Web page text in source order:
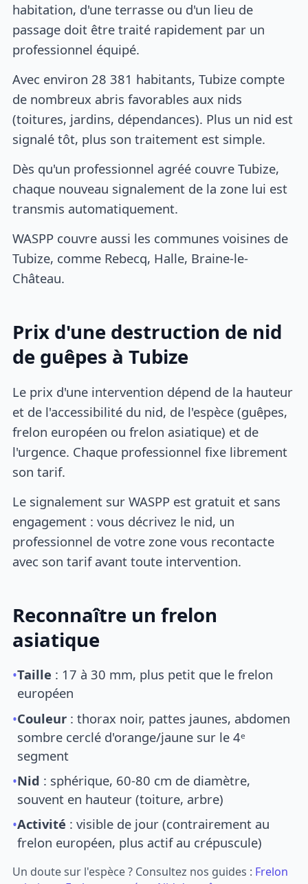
habitation, d'une terrasse ou d'un lieu de
passage doit être traité rapidement par un
professionnel équipé.
Avec environ 28 381 habitants, Tubize compte
de nombreux abris favorables aux nids
(toitures, jardins, dépendances). Plus un nid est
signalé tôt, plus son traitement est simple.
Dès qu'un professionnel agréé couvre Tubize,
chaque nouveau signalement de la zone lui est
transmis automatiquement.
WASPP couvre aussi les communes voisines de
Tubize, comme Rebecq, Halle, Braine-le-
Château.
Prix d'une destruction de nid
de guêpes à Tubize
Le prix d'une intervention dépend de la hauteur
et de l'accessibilité du nid, de l'espèce (guêpes,
frelon européen ou frelon asiatique) et de
l'urgence. Chaque professionnel fixe librement
son tarif.
Le signalement sur WASPP est gratuit et sans
engagement : vous décrivez le nid, un
professionnel de votre zone vous recontacte
avec son tarif avant toute intervention.
Reconnaître un frelon
asiatique
•Taille : 17 à 30 mm, plus petit que le frelon
européen
•Couleur : thorax noir, pattes jaunes, abdomen
sombre cerclé d'orange/jaune sur le 4ᵉ
segment
•Nid : sphérique, 60-80 cm de diamètre,
souvent en hauteur (toiture, arbre)
•Activité : visible de jour (contrairement au
frelon européen, plus actif au crépuscule)
Un doute sur l'espèce ? Consultez nos guides : Frelon